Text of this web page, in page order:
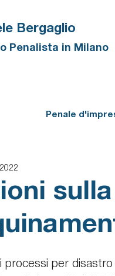
Bergaglio
Penalista in Milano
Penale
processi per